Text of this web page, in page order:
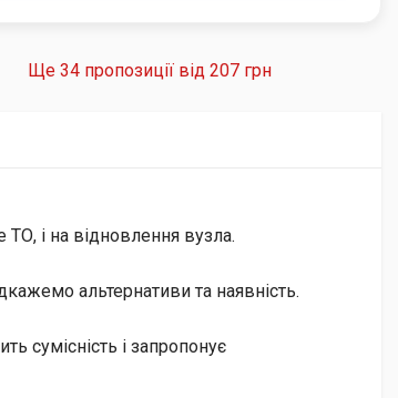
Ще 34 пропозиції від 207 грн
і на відновлення вузла.
альтернативи та наявність.
сумісність і запропонує